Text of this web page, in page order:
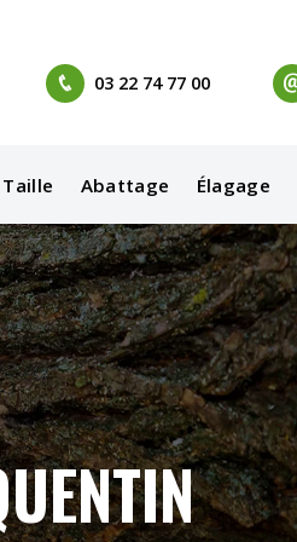
03 22 74 77 00
Taille Abattage Élagage